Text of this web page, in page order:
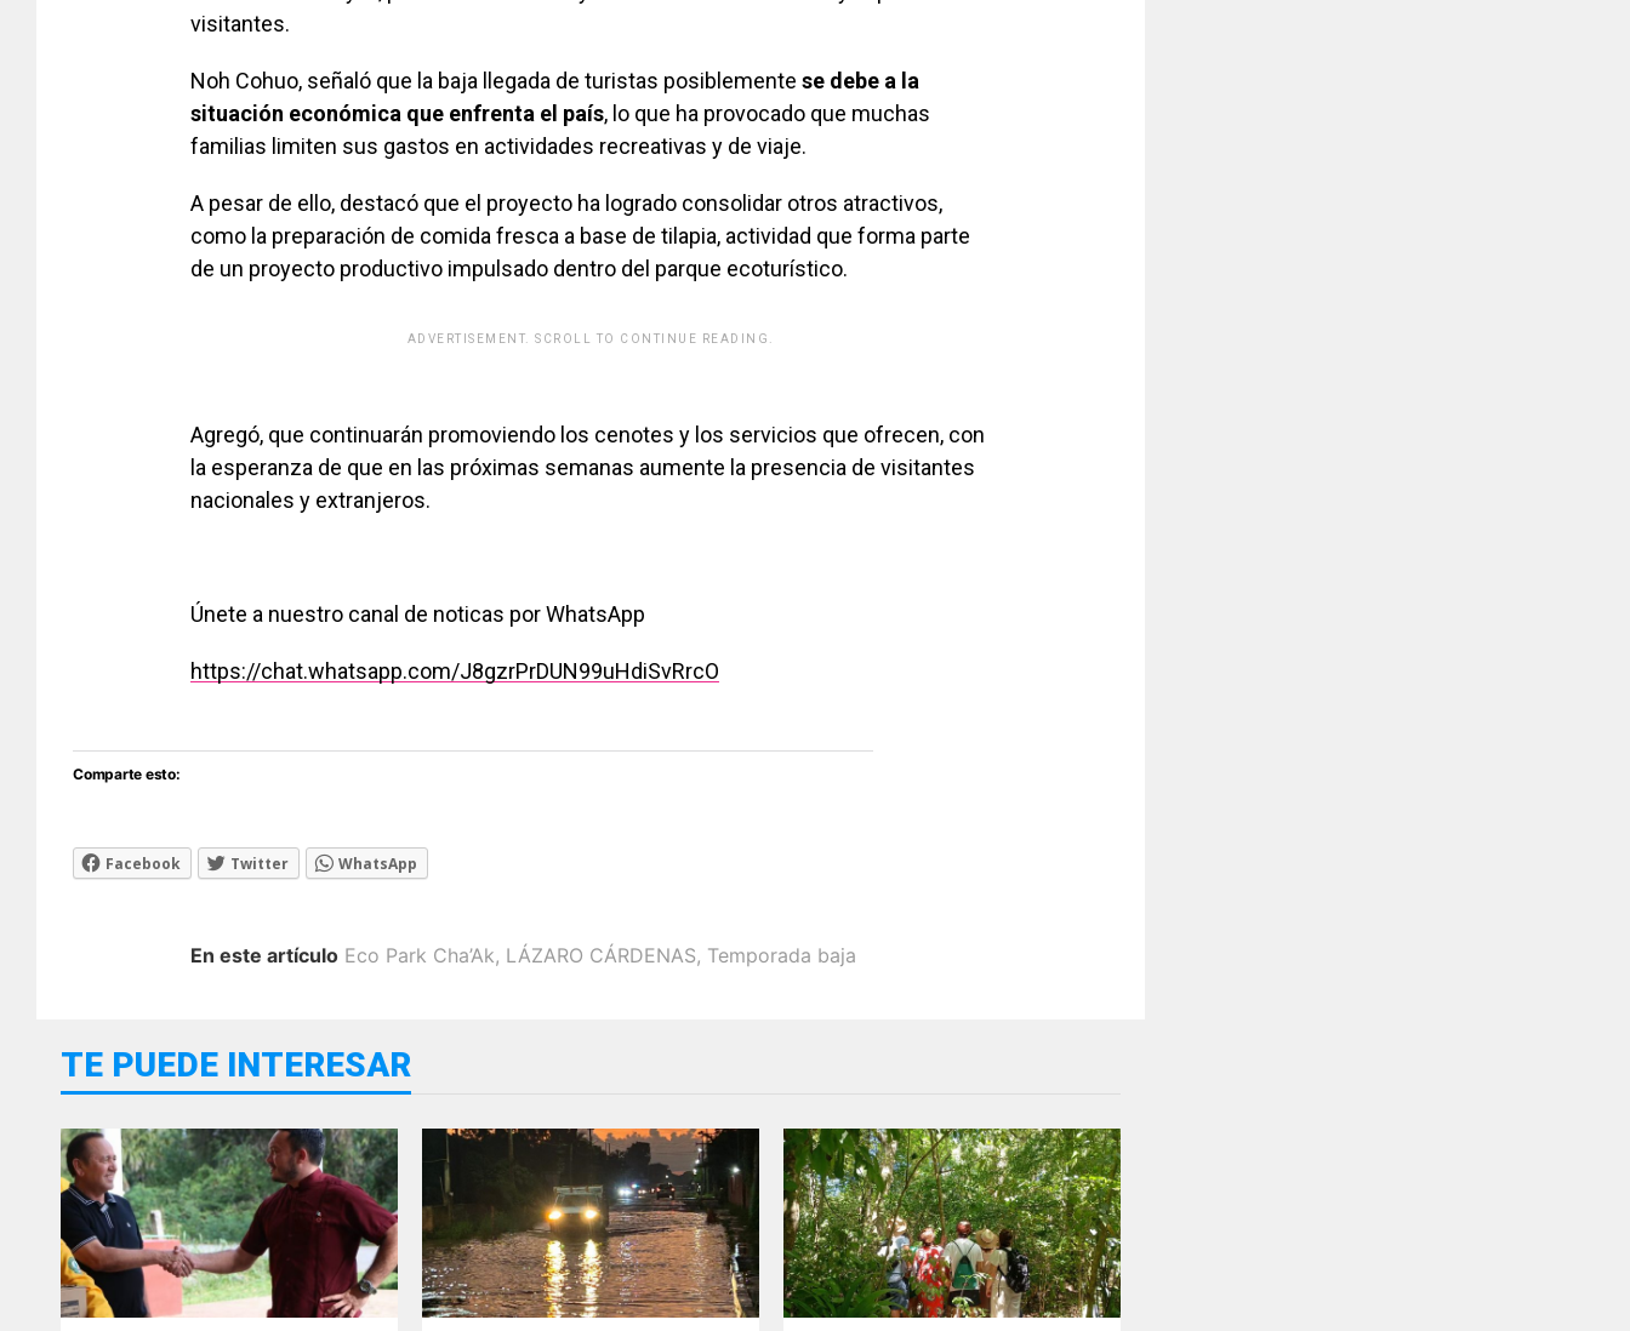
visitantes.
Noh Cohuo, señaló que la baja llegada de turistas posiblemente se debe a la
situación económica que enfrenta el país, lo que ha provocado que muchas
familias limiten sus gastos en actividades recreativas y de viaje.
A pesar de ello, destacó que el proyecto ha logrado consolidar otros atractivos,
como la preparación de comida fresca a base de tilapia, actividad que forma parte
de un proyecto productivo impulsado dentro del parque ecoturístico.
ADVERTISEMENT. SCROLL TO CONTINUE READING.
Agregó, que continuarán promoviendo los cenotes y los servicios que ofrecen, con
la esperanza de que en las próximas semanas aumente la presencia de visitantes
nacionales y extranjeros.
Únete a nuestro canal de noticas por WhatsApp
https://chat.whatsapp.com/J8gzrPrDUN99uHdiSvRrcO
Comparte esto:
Facebook Twitter WhatsApp
En este artículo Eco Park Cha’Ak, LÁZARO CÁRDENAS, Temporada baja
TE PUEDE INTERESAR